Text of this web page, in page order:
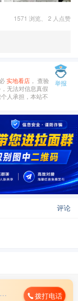
1571 浏览、 2 人点赞
实地看店 ， 查验
无法对信息真假
人承担，本站不
举报
评论
拨打电话